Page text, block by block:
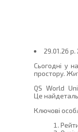
29.01.26 p.
Сьогодні у
простору.
QS World
Це
Ключові